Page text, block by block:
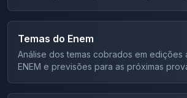
Temas do Enem
Análise dos temas cobrados em edições
ENEM e previsões para as próximas